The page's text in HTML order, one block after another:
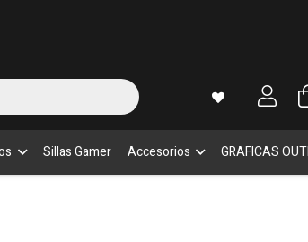
Sillas Gamer Accesorios GRAFICAS